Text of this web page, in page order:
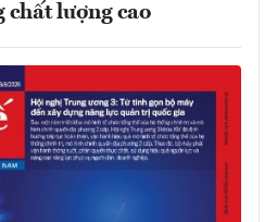
lượng cao